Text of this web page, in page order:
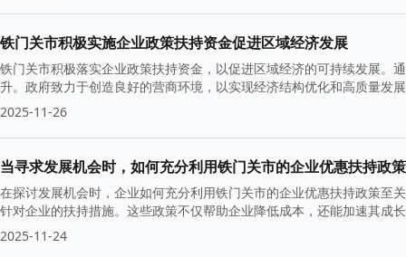
铁门关市积极实施企业政策扶持资金促进区域经济发展
铁门关市积极落实企业政策扶持资金，以促进区域经济的可持续发展。
升。政府致力于创造良好的营商环境，以实现经济结构优化和高质量发
2025-11-26
当寻求发展机会时，如何充分利用铁门关市的企业优惠扶持政
在探讨发展机会时，企业如何充分利用铁门关市的企业优惠扶持政策至
针对企业的扶持措施。这些政策不仅帮助企业降低成本，还能加速其成
2025-11-24